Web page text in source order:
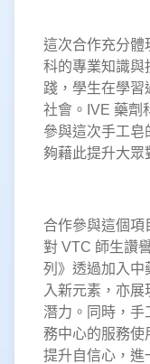
這次合作充分體
科的專業知識與
踐，學生在學習
社會。IVE 藥劑
參與這次手工皂
夠藉此提升大眾
合作參與這個項
對 VTC 師生讚
列》透過加入中
入新元素，亦
潛力。同時，手
務中心的服務使
提升自信心，進